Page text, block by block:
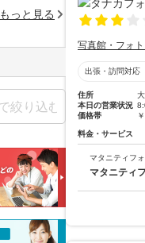
写真館・フォ
出張・訪問対応
住所
本日の営業状況
価格帯
料金・サービス
マタニティフォ
マタニティ
もっと見る